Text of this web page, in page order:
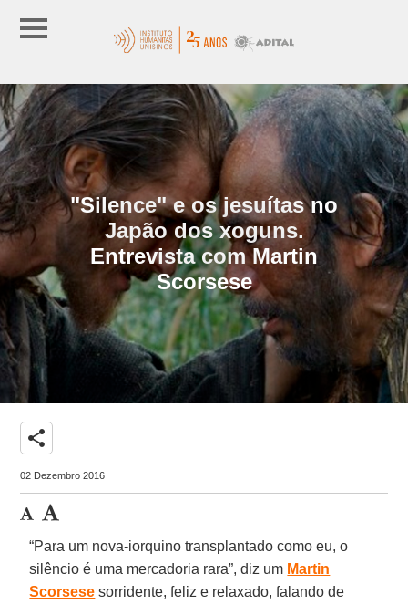
"Silence" e os jesuítas no
Japão dos xoguns.
Entrevista com Martin
Scorsese
share
02 Dezembro 2016
“Para um nova-iorquino transplantado como eu, o
silêncio é uma mercadoria rara”, diz um Martin
Scorsese sorridente, feliz e relaxado, falando de